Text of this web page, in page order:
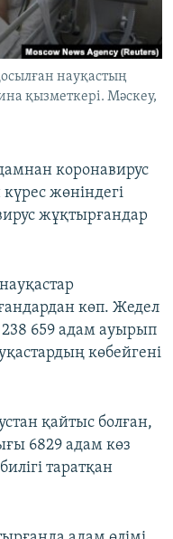
науқастың
қызметкері. Мәскеу,
коронавирус
жөніндегі
жұқтырғандар
көп. Жедел
238 659 адам ауырып
көбейгені
қайтыс болған,
6829 адам көз
таратқан